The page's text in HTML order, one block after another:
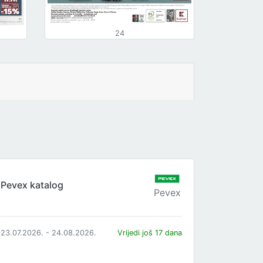
24
Pevex katalog
Pevex
23.07.2026. - 24.08.2026. Vrijedi još 17 dana